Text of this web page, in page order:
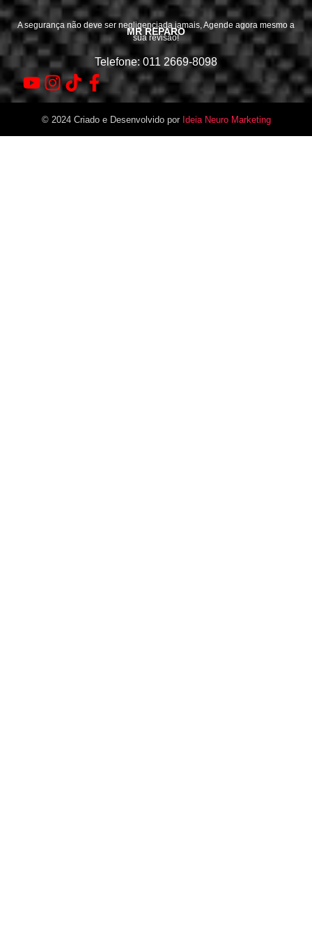
MR REPARO
A segurança não deve ser negligenciada jamais, Agende agora mesmo a
sua revisão!
Telefone: 011 2669-8098
© 2024 Criado e Desenvolvido por Ideia Neuro Marketing